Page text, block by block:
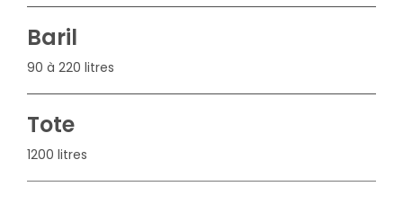
Baril
90 à 220 litres
Tote
1200 litres